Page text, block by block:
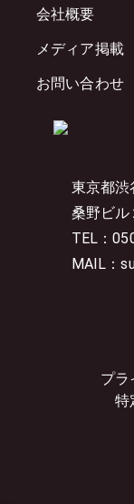
東京都
桑野ビル
TEL：
MAIL：
プラ
特
会社概要
メディア掲載
お問い合わせ